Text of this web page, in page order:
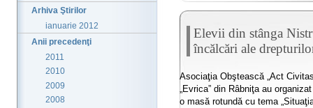
Arhiva Ştirilor
ianuarie 2012
Anii precedenţi
2011
2010
2009
2008
Elevii din stânga
încălcări ale
Asociaţia Obştească „Act
„Evrica” din Râbniţa au
o masă rotundă cu tema